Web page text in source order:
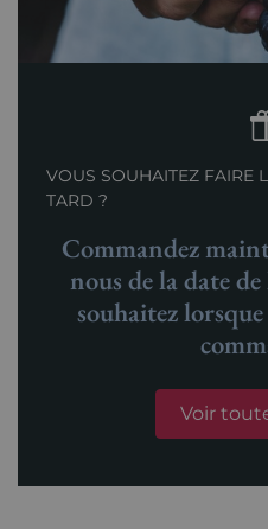
VOUS SOUHAITEZ FAIRE
TARD ?
Commandez
nous de la date
souhaitez
Voir